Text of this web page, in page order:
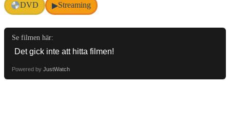
DVD
▶Streaming
Se filmen här:
Powered by JustWatch